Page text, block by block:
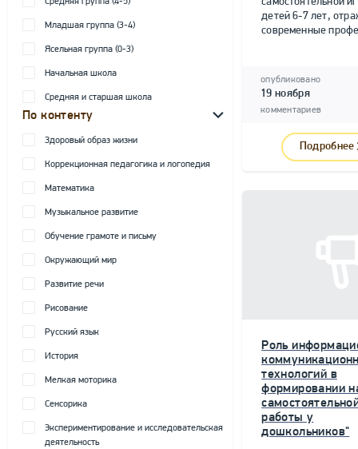
Младшая группа (3-4)
Ясельная группа (0-3)
Начальная школа
Средняя и старшая школа
По контенту
Здоровый образ жизни
Коррекционная педагогика и логопедия
Математика
Музыкальное развитие
Обучение грамоте и письму
Окружающий мир
Развитие речи
Рисование
Русский язык
История
Мелкая моторика
Сенсорика
Экспериментирование и исследовательская
деятельность
детей 6-7 лет,
современные
опубликовано
19 ноября
комментариев
Подробнее
Роль
технологий в
формировании
работы у
дошкольников"